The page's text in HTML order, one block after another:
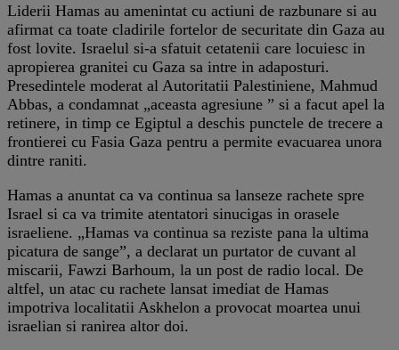
Liderii Hamas au amenintat cu actiuni de razbunare si au
afirmat ca toate cladirile fortelor de securitate din Gaza au
fost lovite. Israelul si-a sfatuit cetatenii care locuiesc in
apropierea granitei cu Gaza sa intre in adaposturi.
Presedintele moderat al Autoritatii Palestiniene, Mahmud
Abbas, a condamnat „aceasta agresiune ” si a facut apel la
retinere, in timp ce Egiptul a deschis punctele de trecere a
frontierei cu Fasia Gaza pentru a permite evacuarea unora
dintre raniti.
Hamas a anuntat ca va continua sa lanseze rachete spre
Israel si ca va trimite atentatori sinucigas in orasele
israeliene. „Hamas va continua sa reziste pana la ultima
picatura de sange”, a declarat un purtator de cuvant al
miscarii, Fawzi Barhoum, la un post de radio local. De
altfel, un atac cu rachete lansat imediat de Hamas
impotriva localitatii Askhelon a provocat moartea unui
israelian si ranirea altor doi.